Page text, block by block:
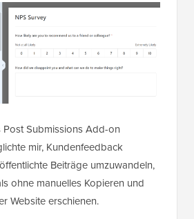
Submissions Add-on
mir, Kundenfeedback
Beiträge umzuwandeln,
ohne manuelles Kopieren und
Website erschienen.